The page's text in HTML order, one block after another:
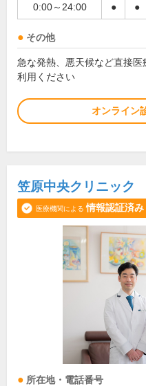
0:00～24:00 ● ●
その他
急な発熱、悪天候など直接
利用ください
オンライン
笠原中央クリニック
医療機関による 情報認証済み
所在地・電話番号